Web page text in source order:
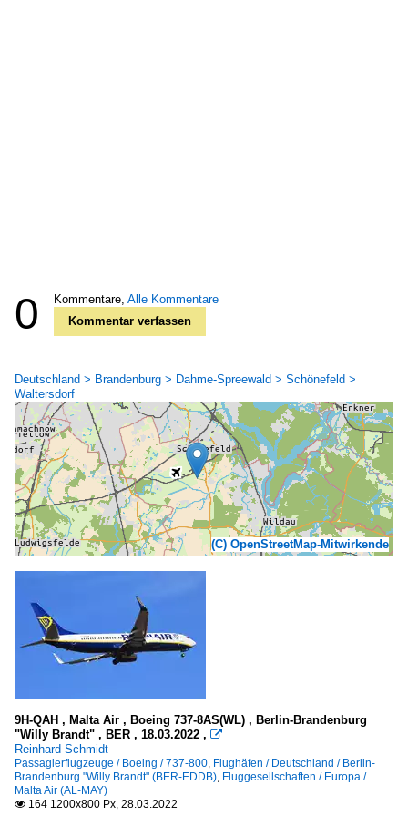
0 Kommentare, Alle Kommentare
Kommentar verfassen
Deutschland > Brandenburg > Dahme-Spreewald > Schönefeld >
Waltersdorf
(C) OpenStreetMap-Mitwirkende
9H-QAH , Malta Air , Boeing 737-8AS(WL) , Berlin-Brandenburg
"Willy Brandt" , BER , 18.03.2022 , 
Reinhard Schmidt
Passagierflugzeuge / Boeing / 737-800, Flughäfen / Deutschland / Berlin-
Brandenburg "Willy Brandt" (BER-EDDB), Fluggesellschaften / Europa /
Malta Air (AL-MAY)
 164 1200x800 Px, 28.03.2022